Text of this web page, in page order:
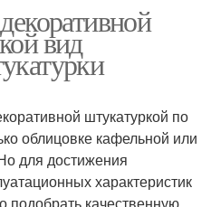
вид
штукатуркой по
облицовке кафельной или
для достижения
характеристик